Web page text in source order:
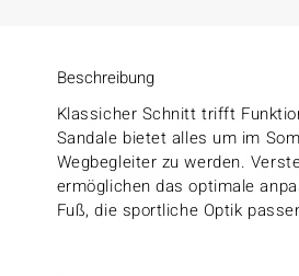
Beschreibung
Klassicher Schnitt trifft
Sandale bietet alles um im
Wegbegleiter zu werden.
ermöglichen das optimale
Fuß, die sportliche Optik